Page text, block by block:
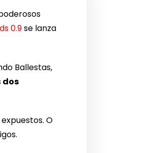
0.9se lanza
Ballestas,
dos
O